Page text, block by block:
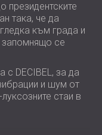
АКУСТИЧНИ
ЗА ДАННИ
президентските
така, че да
към града и
запомнящо се
с DECIBEL, за да
и шум от
стаи в